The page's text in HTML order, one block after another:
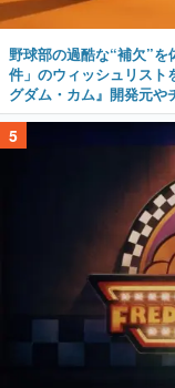
野球部の過酷な“補欠”
件」のウィッシュリスト
グダム・カム』開発元や
5